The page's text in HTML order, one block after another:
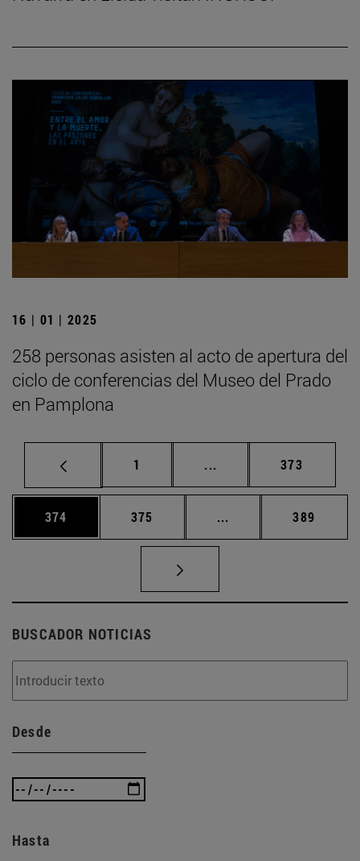
16 | 01 | 2025
258 personas asisten al acto de apertura del
ciclo de conferencias del Museo del Prado
en Pamplona
Página
1 ... Páginas intermedias
Página
373
Página
374 Página
375 ... Páginas intermedias
Página
389
BUSCADOR NOTICIAS
Desde
Hasta